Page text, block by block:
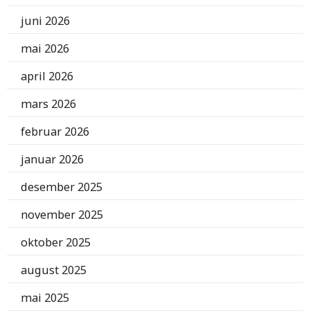
juni 2026
mai 2026
april 2026
mars 2026
februar 2026
januar 2026
desember 2025
november 2025
oktober 2025
august 2025
mai 2025